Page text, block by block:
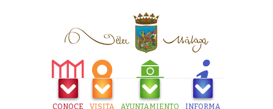
CONOCE VISITA AYUNTAMIENTO INFORMA